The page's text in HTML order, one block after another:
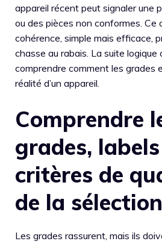
appareil récent peut signaler une
ou des pièces non conformes. Ce
cohérence, simple mais efficace,
chasse au rabais. La suite logique
comprendre comment les grades
réalité d’un appareil.
Comprendre
grades,
critères de
de la sélection
Les grades rassurent, mais ils